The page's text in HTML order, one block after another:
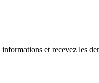
et recevez les